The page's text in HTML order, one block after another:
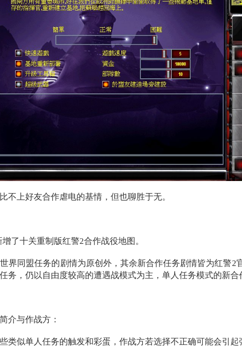
上好友合作虐电的基情，但也聊胜于无。
十关重制版红警2合作战役地图。
同盟任务的剧情为原创外，其余新合作任务剧情皆为红警2
务，仍以自由度较高的遭遇战模式为主，单人任务模式的新
与作战方：
似单人任务的触发和彩蛋，作战方若选择不正确可能会引起